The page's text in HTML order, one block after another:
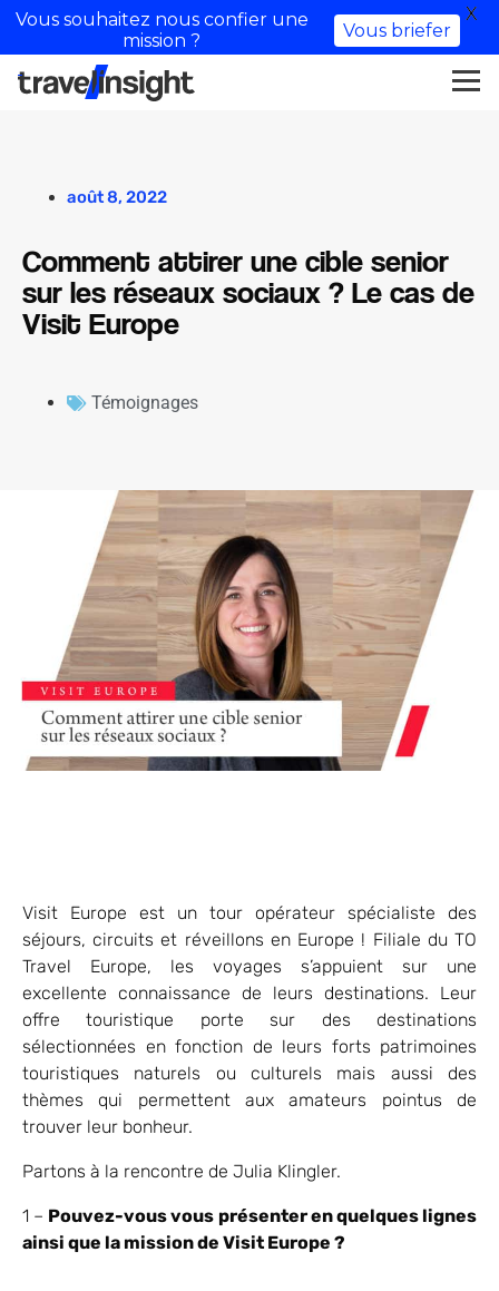
août 8, 2022
Comment attirer une cible senior
sur les réseaux sociaux ? Le cas de
Visit Europe
Témoignages
Visit Europe est un tour opérateur spécialiste des
séjours, circuits et réveillons en Europe ! Filiale du TO
Travel Europe, les voyages s’appuient sur une
excellente connaissance de leurs destinations. Leur
offre touristique porte sur des destinations
sélectionnées en fonction de leurs forts patrimoines
touristiques naturels ou culturels mais aussi des
thèmes qui permettent aux amateurs pointus de
trouver leur bonheur.
Partons à la rencontre de Julia Klingler.
1 – Pouvez-vous vous présenter en quelques lignes
ainsi que la mission de Visit Europe ?
Vous souhaitez nous confier une
mission ?
Vous briefer
X